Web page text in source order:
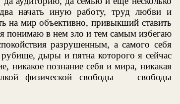
начать иную работу, труд любви и
на мир объективно, привыкший ставить
понимаю в нем зло и тем самым избегаю
разрушенным, а самого себя
дыры и пятна которого я сейчас
никакое познание себя и мира, никакая
физической свободы — свободы